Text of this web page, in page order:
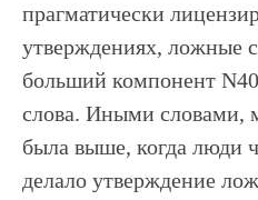
прагматически
утверждениях, ложные
больший компонент
слова. Иными словами,
была выше, когда люди
делало утверждение